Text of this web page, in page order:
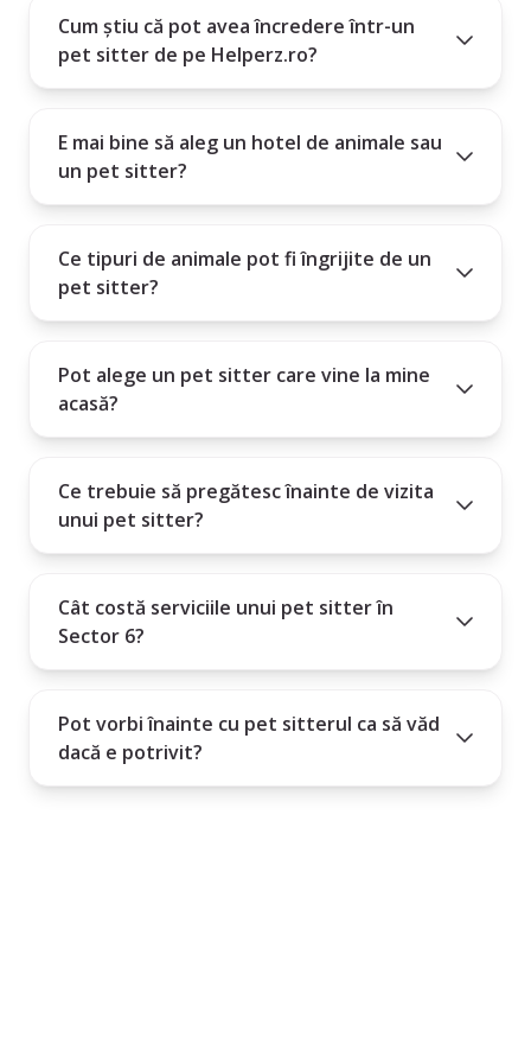
Alegerea unui pet sitter este mai mult decât un serviciu - este o relație
de încredere între om și animal.
Cum știu că pot avea încredere într-un
pet sitter de pe Helperz.ro?
E mai bine să aleg un hotel de animale sau
un pet sitter?
Ce tipuri de animale pot fi îngrijite de un
pet sitter?
Pot alege un pet sitter care vine la mine
acasă?
Ce trebuie să pregătesc înainte de vizita
unui pet sitter?
Cât costă serviciile unui pet sitter în
Sector 6?
Pot vorbi înainte cu pet sitterul ca să văd
dacă e potrivit?